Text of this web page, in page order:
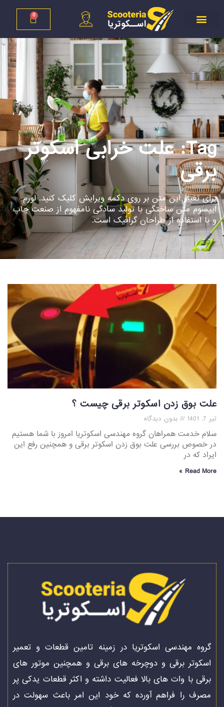
0
Tag: علت خرابی اسکوتر
برقی
برای تغییر این متن بر روی دکمه ویرایش کلیک کنید. لورم
ایپسوم متن ساختگی با تولید سادگی نامفهوم از صنعت چاپ
و با استفاده از طراحان گرافیک است.
علت بوق زدن اسکوتر برقی چیست ؟
تیر 7, 1401 بدون دیدگاه
سلام خدمت همراهان گروه مهندسی اسکوتریا امروز با شما هستیم
در خصوص بررسی علت بوق زدن اسکوتر برقی و همچنین رفع این
ایراد که در
Read More »
گروه مهندسی اسکوتریا در زمینه تامین قطعات و تعمیر
اسکوتر برقی و دوچرخه های برقی و همچنین موتور های
برقی با وات های بالا فعالیت داشته و اکثر قطعات یدکی پر
مصرف را فراهم آورده که خود این امر باعث سهولت در